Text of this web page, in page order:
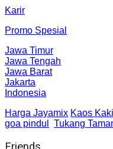
Karir
Promo Spesial
Jawa Timur
Jawa Tengah
Jawa Barat
Jakarta
Indonesia
Harga Jayamix Kaos
goa pindul
Tukang
Friends